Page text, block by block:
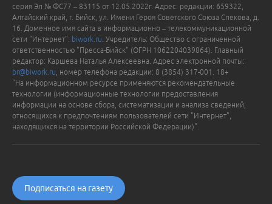
серия Эл № ФС77 – 83115 от 12.05.2022г. Адрес: редакции: 659322,
Алтайский край, г. Бийск, ул. Имени Героя Советского Союза Спекова, д.
16. Доменное имя сайта в информационно – телекоммуникационной
сети "Интернет": biwork.ru . Учредитель: Общество с ограниченной
ответственностью "Пресса-Бийск" (ОГРН 1062204039864). Главный
редактор: Каршева Наталья Алексеевна. Адрес электронной почты:
br@biwork.ru , номер телефона редакции: 8 (3854) 317-001. 18+
"На информационном ресурсе применяются рекомендательные
технологии (информационные технологии предоставления
информации на основе сбора, систематизации и анализа сведений,
относящихся к предпочтениям пользователей сети "Интернет",
находящихся на территории Российской Федерации)".
Подписаться на газету